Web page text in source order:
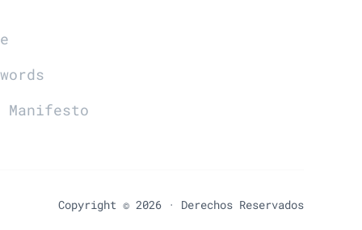
Manifesto
Copyright © 2026 · Derechos Reservados